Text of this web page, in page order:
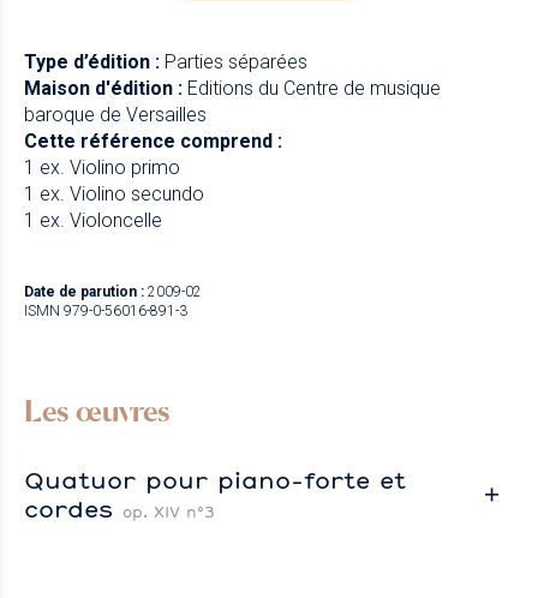
Type d’édition : Parties séparées
Maison d'édition : Editions du Centre de musique
baroque de Versailles
Cette référence comprend :
1 ex. Violino primo
1 ex. Violino secundo
1 ex. Violoncelle
Date de parution : 2009-02
ISMN 979-0-56016-891-3
Les œuvres
Quatuor pour piano-forte et
cordes
op. XIV n°3